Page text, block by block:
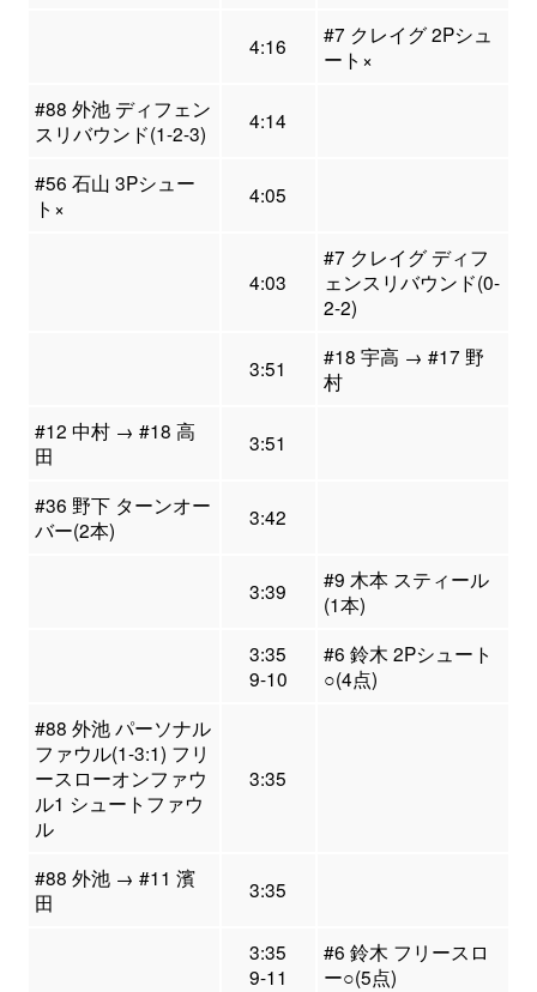
4:16
#7 クレイグ 2Pシュ
ート×
#88 外池 ディフェン
スリバウンド(1-2-3)
4:14
#56 石山 3Pシュー
ト×
4:05
4:03
#7 クレイグ ディフ
ェンスリバウンド(0-
2-2)
3:51
#18 宇高 → #17 野
村
#12 中村 → #18 高
田
3:51
#36 野下 ターンオー
バー(2本)
3:42
3:39
#9 木本 スティール
(1本)
3:35
9-10
#6 鈴木 2Pシュート
○(4点)
#88 外池 パーソナル
ファウル(1-3:1) フリ
ースローオンファウ
ル1 シュートファウ
ル
3:35
#88 外池 → #11 濱
田
3:35
3:35
9-11
#6 鈴木 フリースロ
ー○(5点)